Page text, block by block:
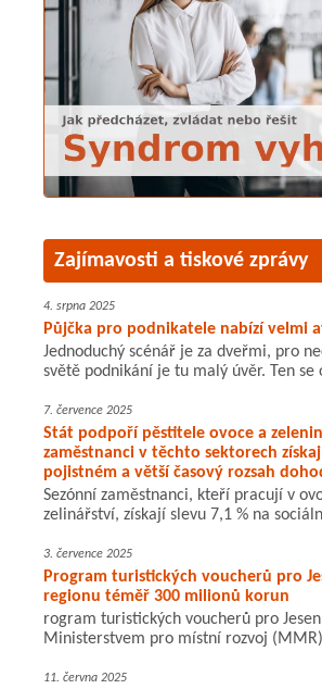
Zajímavosti a tiskové zprávy
4. srpna 2025
Půjčka pro podnikatele nabízí velmi
Jednoduchý scénář je za dveřmi, pro
světě podnikání je tu malý úvěr. Ten se
7. července 2025
Stát podpoří pěstitele ovoce a
zaměstnanci v těchto sektorech
pojistném a větší časový rozsah
Sezónní zaměstnanci, kteří pracují v
zelinářství, získají slevu 7,1 % na
3. července 2025
Program turistických voucherů pro
regionu téměř 300 milionů korun
rogram turistických voucherů pro
Ministerstvem pro místní rozvoj
11. června 2025